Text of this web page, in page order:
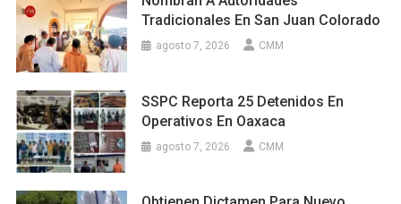
Tradicionales En San Juan Colorado
agosto 7, 2026 CMM
SSPC Reporta 25 Detenidos En
Operativos En Oaxaca
agosto 7, 2026 CMM